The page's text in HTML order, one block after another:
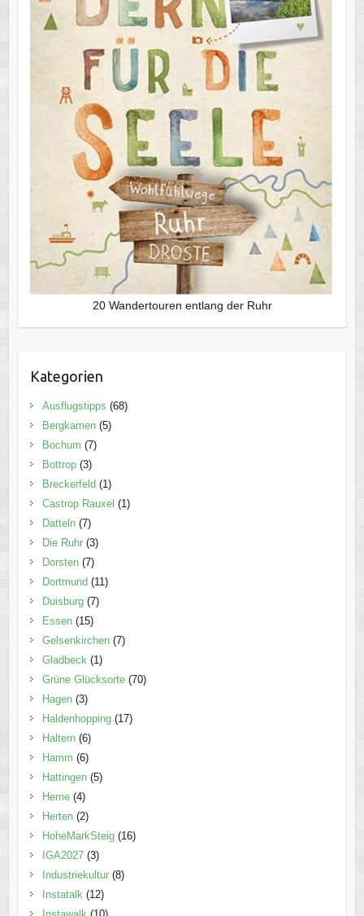
20 Wandertouren entlang der Ruhr
Kategorien
Ausflugstipps (68)
Bergkamen(5)
Bochum (7)
Bottrop(3)
Breckerfeld (1)
Castrop Rauxel (1)
Datteln(7)
Die Ruhr(3)
Dorsten(7)
Dortmund (11)
Duisburg(7)
Essen(15)
Gelsenkirchen(7)
Gladbeck (1)
Grüne Glücksorte(70)
Hagen(3)
Haldenhopping(17)
Haltern(6)
Hamm (6)
Hattingen(5)
Herne(4)
Herten(2)
HoheMarkSteig(16)
IGA2027(3)
Industriekultur(8)
Instatalk (12)